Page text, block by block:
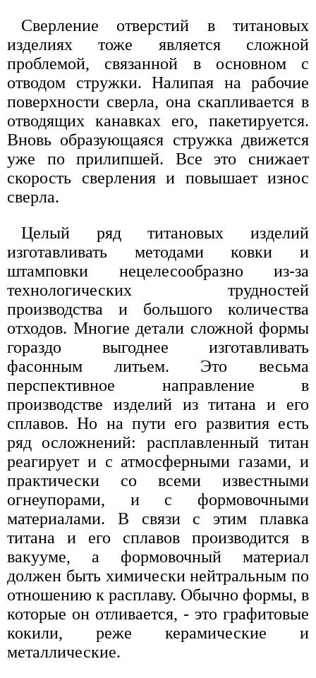
Сверление отверстий в титановых
изделиях тоже является сложной
проблемой, связанной в основном с
отводом стружки. Налипая на рабочие
поверхности сверла, она скапливается в
отводящих канавках его, пакетируется.
Вновь образующаяся стружка движется
уже по прилипшей. Все это снижает
скорость сверления и повышает износ
сверла.
Целый ряд титановых изделий
изготавливать методами ковки и
штамповки нецелесообразно из-за
технологических трудностей
производства и большого количества
отходов. Многие детали сложной формы
гораздо выгоднее изготавливать
фасонным литьем. Это весьма
перспективное направление в
производстве изделий из титана и его
сплавов. Но на пути его развития есть
ряд осложнений: расплавленный титан
реагирует и с атмосферными газами, и
практически со всеми известными
огнеупорами, и с формовочными
материалами. В связи с этим плавка
титана и его сплавов производится в
вакууме, а формовочный материал
должен быть химически нейтральным по
отношению к расплаву. Обычно формы, в
которые он отливается, - это графитовые
кокили, реже керамические и
металлические.